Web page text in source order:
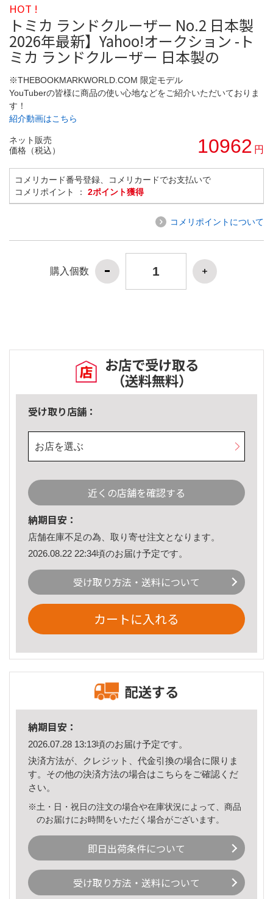
HOT !
トミカ ランドクルーザー No.2 日本製
2026年最新】Yahoo!オークション -ト
ミカ ランドクルーザー 日本製の
※THEBOOKMARKWORLD.COM 限定モデル
YouTuberの皆様に商品の使い心地などをご紹介いただいておりま
す！
紹介動画はこちら
ネット販売
価格（税込）
10962 円
コメリカード番号登録、コメリカードでお支払いで
コメリポイント ： 2ポイント獲得
コメリポイントについて
購入個数
お店で受け取る
（送料無料）
受け取り店舗：
お店を選ぶ
近くの店舗を確認する
納期目安：
店舗在庫不足の為、取り寄せ注文となります。
2026.08.22 22:34頃のお届け予定です。
受け取り方法・送料について
カートに入れる
配送する
納期目安：
2026.07.28 13:13頃のお届け予定です。
決済方法が、クレジット、代金引換の場合に限りま
す。その他の決済方法の場合はこちら をご確認くだ
さい。
※土・日・祝日の注文の場合や在庫状況によって、商品
のお届けにお時間をいただく場合がございます。
即日出荷条件について
受け取り方法・送料について